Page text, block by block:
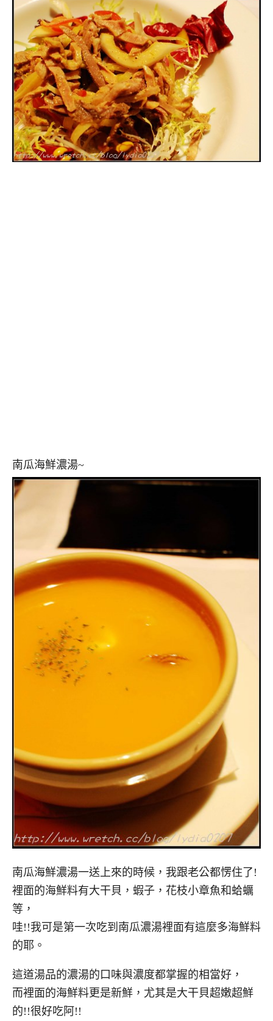
南瓜海鮮濃湯~
南瓜海鮮濃湯一送上來的時候，我跟老公都愣住了!
裡面的海鮮料有大干貝，蝦子，花枝小章魚和蛤蠣
等，
哇!!我可是第一次吃到南瓜濃湯裡面有這麼多海鮮料
的耶。
這道湯品的濃湯的口味與濃度都掌握的相當好，
而裡面的海鮮料更是新鮮，尤其是大干貝超嫩超鮮
的!!很好吃阿!!